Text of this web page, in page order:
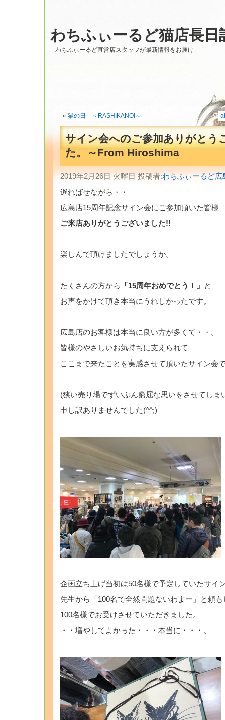
わちふぃーるど猫店長日
わちふぃーるど直営店スタッフが最新情報をお届け
« 猫の日 ～RASHIKANOI～
サイン会へのご参加ありがとう
た。～From Hiroshima
2019年2月26日 火曜日 投稿者:わちふぃーるど
遅ればせながら・・
広島店15周年記念サイン会にご参加頂いた皆様
ご来店ありがとうございました!!
楽しんで頂けましたでしょうか。
たくさんの方から 「15周年おめでとう！」
と
お声をかけて頂き本当にうれしかったです。
広島店のお客様は本当に良い方が多くて・・。
皆様のやさしいお気持ちに支えられて
ここまで来たことを実感させて頂いたサイン会
(狭い売り場でずいぶん窮屈な思いをさせてしま
申し訳ありませんでした(^^;)
企画立ち上げ当初は50名様で予定していたサイ
先生から「100名で全然問題ないわよー」と頼
100名様でお受けさせていただきました。
・・増やしてよかった・・・本当に・・・。